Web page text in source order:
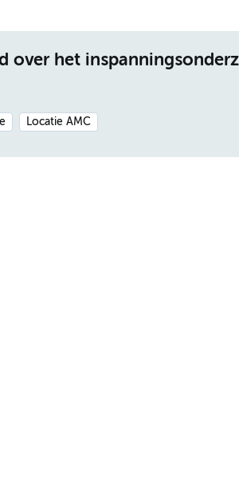
over het
Locatie AMC